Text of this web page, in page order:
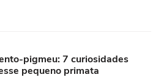
pigmeu: 7 curiosidades
pequeno primata